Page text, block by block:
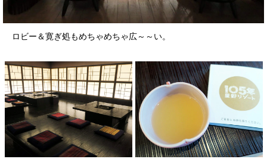
ロビー＆寛ぎ処もめちゃめちゃ広～～い。